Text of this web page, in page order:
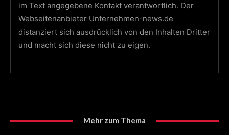
im Text angegebene Kontakt verantwortlich. Der
Webseitenanbieter Unternehmen-news.de
distanziert sich ausdrücklich von den Inhalten Dritter
und macht sich diese nicht zu eigen.
Mehr zum Thema